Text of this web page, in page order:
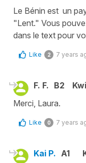
Le Bénin est un
"Lent." Vous
dans le text pour
Like 2 7 years
F. F. B2
Merci, Laura.
Like 0 7 years
Kai P. A1